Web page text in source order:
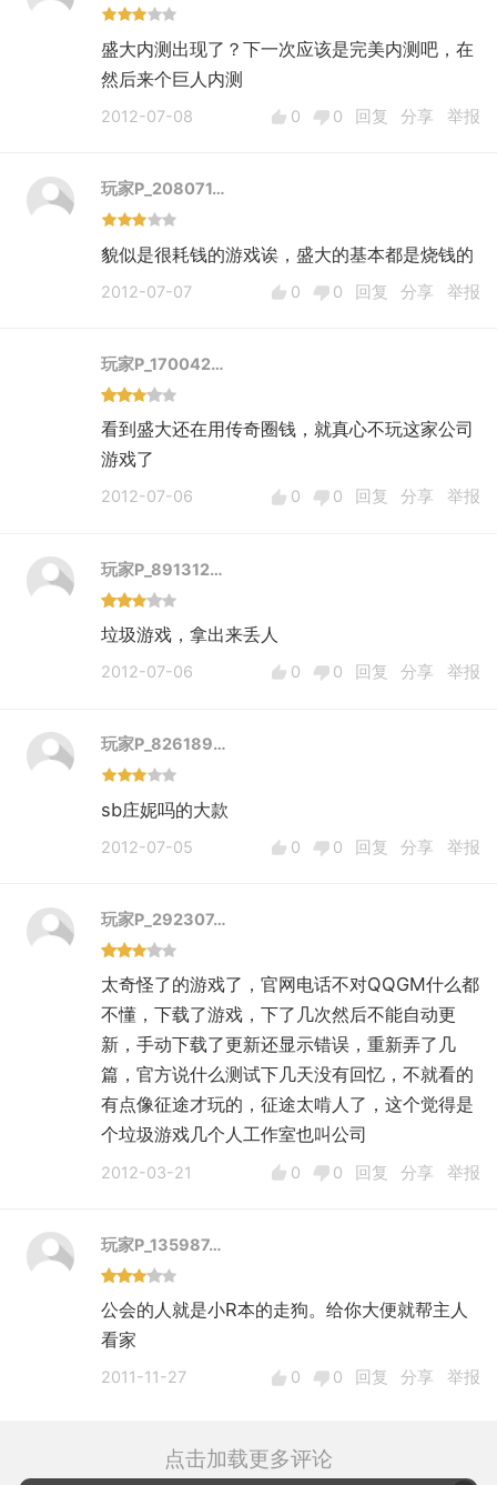
盛大内测出现了？下一次应该是完美内测吧，在
然后来个巨人内测
2012-07-08 0 0 回复 分享 举报
玩家P_208071…
貌似是很耗钱的游戏诶，盛大的基本都是烧钱的
2012-07-07 0 0 回复 分享 举报
玩家P_170042…
看到盛大还在用传奇圈钱，就真心不玩这家公司
游戏了
2012-07-06 0 0 回复 分享 举报
玩家P_891312…
垃圾游戏，拿出来丢人
2012-07-06 0 0 回复 分享 举报
玩家P_826189…
sb庄妮吗的大款
2012-07-05 0 0 回复 分享 举报
玩家P_292307…
太奇怪了的游戏了，官网电话不对QQGM什么都
不懂，下载了游戏，下了几次然后不能自动更
新，手动下载了更新还显示错误，重新弄了几
篇，官方说什么测试下几天没有回忆，不就看的
有点像征途才玩的，征途太啃人了，这个觉得是
个垃圾游戏几个人工作室也叫公司
2012-03-21 0 0 回复 分享 举报
玩家P_135987…
公会的人就是小R本的走狗。给你大便就帮主人
看家
2011-11-27 0 0 回复 分享 举报
点击加载更多评论